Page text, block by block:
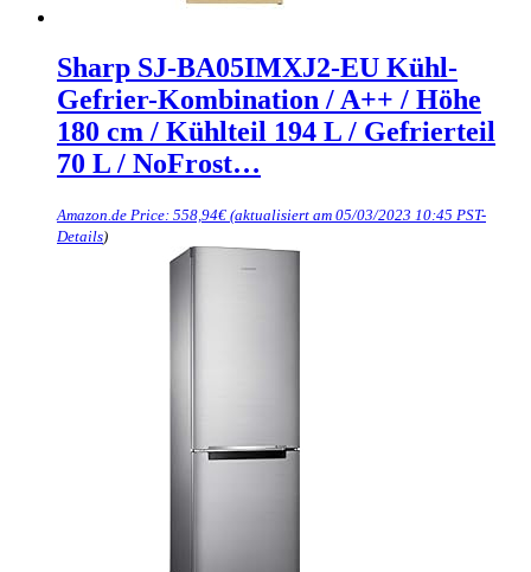
Sharp SJ-BA05IMXJ2-EU Kühl-
Gefrier-Kombination / A++ / Höhe
180 cm / Kühlteil 194 L / Gefrierteil
70 L / NoFrost…
Amazon.de Price: 558,94€ (aktualisiert am 05/03/2023 10:45 PST-
Details)